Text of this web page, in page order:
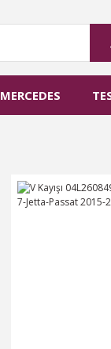
MERCEDES